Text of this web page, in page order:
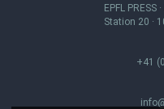
EPFL PRESS ·
Station 20 ·
+41